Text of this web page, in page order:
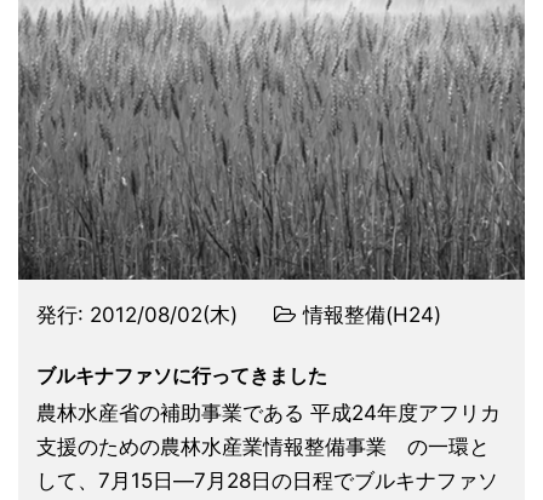
発行: 2012/08/02(木) 情報整備(H24)
ブルキナファソに行ってきました
農林水産省の補助事業である 平成24年度アフリカ
支援のための農林水産業情報整備事業 の一環と
して、7月15日―7月28日の日程でブルキナファソ